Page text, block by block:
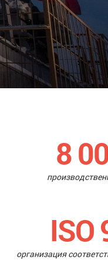
8
ISO
организация